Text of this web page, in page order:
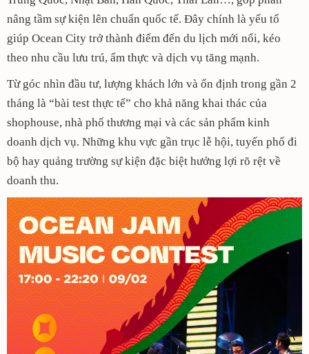
nâng tầm sự kiện lên chuẩn quốc tế. Đây chính là yếu tố
giúp Ocean City trở thành điểm đến du lịch mới nổi, kéo
theo nhu cầu lưu trú, ẩm thực và dịch vụ tăng mạnh.
Từ góc nhìn đầu tư, lượng khách lớn và ổn định trong gần 2
tháng là “bài test thực tế” cho khả năng khai thác của
shophouse, nhà phố thương mại và các sản phẩm kinh
doanh dịch vụ. Những khu vực gần trục lễ hội, tuyến phố đi
bộ hay quảng trường sự kiện đặc biệt hưởng lợi rõ rệt về
doanh thu.